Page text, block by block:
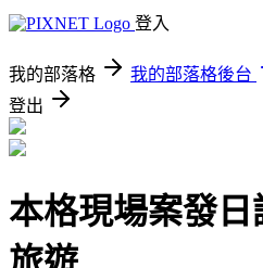
登入
我的部落格 我的部落格後台
登出
本格現場案發